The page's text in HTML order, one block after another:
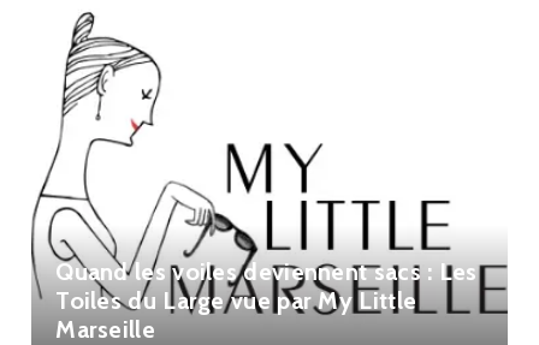
Quand les voiles deviennent sacs : Les
Toiles du Large vue par My Little
Marseille